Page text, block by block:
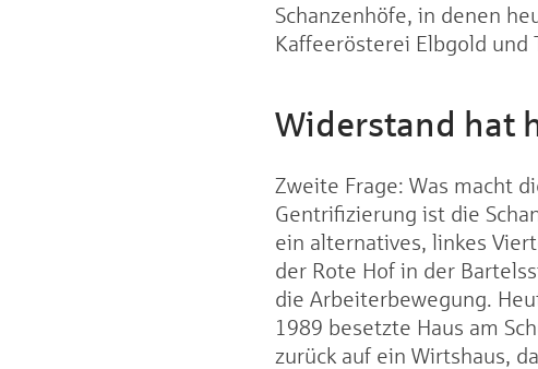
Schanzenhöfe, in denen
Kaffeerösterei Elbgold und
Widerstand hat
Zweite Frage: Was macht
Gentrifizierung ist die
ein alternatives, linkes
der Rote Hof in der
die Arbeiterbewegung.
1989 besetzte Haus am
zurück auf ein Wirtshaus,